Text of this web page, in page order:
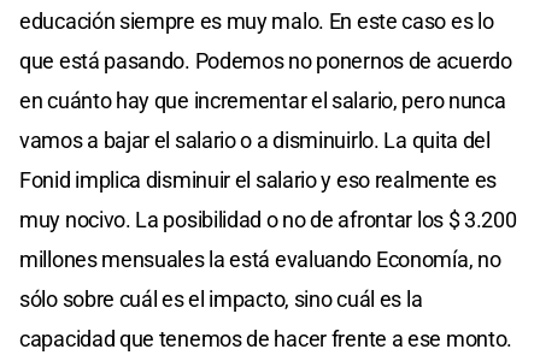
educación siempre es muy malo. En este caso es lo
que está pasando. Podemos no ponernos de acuerdo
en cuánto hay que incrementar el salario, pero nunca
vamos a bajar el salario o a disminuirlo. La quita del
Fonid implica disminuir el salario y eso realmente es
muy nocivo. La posibilidad o no de afrontar los $ 3.200
millones mensuales la está evaluando Economía, no
sólo sobre cuál es el impacto, sino cuál es la
capacidad que tenemos de hacer frente a ese monto.